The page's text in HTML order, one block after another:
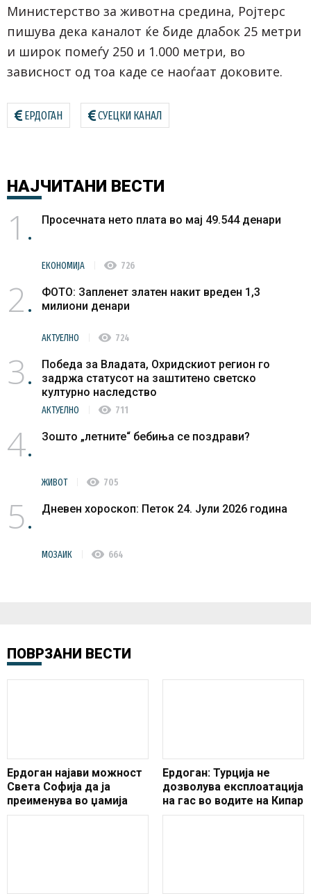
Министерство за животна средина, Ројтерс
пишува дека каналот ќе биде длабок 25 метри
и широк помеѓу 250 и 1.000 метри, во
зависност од тоа каде се наоѓаат доковите.
ЕРДОГАН СУЕЦКИ КАНАЛ
НАЈЧИТАНИ ВЕСТИ
1 Просечната нето плата во мај 49.544 денари
ЕКОНОМИЈА visibility 726
2
ФОТО: Запленет златен накит вреден 1,3
милиони денари
АКТУЕЛНО visibility 724
3
Победа за Владата, Охридскиот регион го
задржа статусот на заштитено светско
културно наследство
АКТУЕЛНО visibility 711
4 Зошто „летните“ бебиња се поздрави?
ЖИВОТ visibility 705
5 Дневен хороскоп: Петок 24. Јули 2026 година
МОЗАИК visibility 664
ПОВРЗАНИ ВЕСТИ
Ердоган најави можност
Света Софија да ја
преименува во џамија
Ердоган: Турција не
дозволува експлоатација
на гас во водите на Кипар